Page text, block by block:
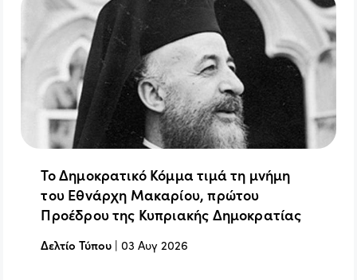
Το Δημοκρατικό Κόμμα τιμά τη μνήμη
του Εθνάρχη Μακαρίου, πρώτου
Προέδρου της Κυπριακής Δημοκρατίας
Δελτίο Τύπου |03 Αυγ 2026